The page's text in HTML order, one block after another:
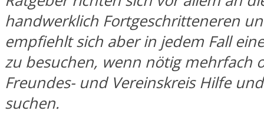
handwerklich Fortgeschritteneren
empfiehlt sich aber in jedem Fall
zu besuchen, wenn nötig mehrfach
Freundes- und Vereinskreis Hilfe
suchen.